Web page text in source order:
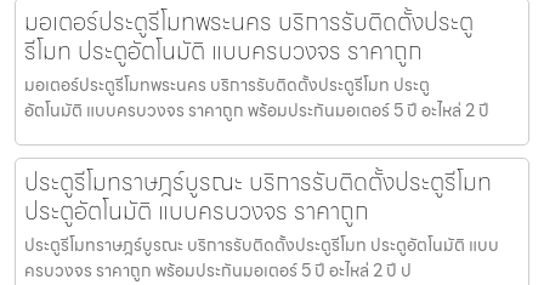
มอเตอร์ประตูรีโมทพระนคร บริการรับติดตั้งประตู
รีโมท ประตูอัตโนมัติ แบบครบวงจร ราคาถูก
มอเตอร์ประตูรีโมทพระนคร บริการรับติดตั้งประตูรีโมท ประตู
อัตโนมัติ แบบครบวงจร ราคาถูก พร้อมประกันมอเตอร์ 5 ปี อะไหล่ 2 ปี
ประตูรีโมทราษฎร์บูรณะ บริการรับติดตั้งประตูรีโมท
ประตูอัตโนมัติ แบบครบวงจร ราคาถูก
ประตูรีโมทราษฎร์บูรณะ บริการรับติดตั้งประตูรีโมท ประตูอัตโนมัติ แบบ
ครบวงจร ราคาถูก พร้อมประกันมอเตอร์ 5 ปี อะไหล่ 2 ปี ป